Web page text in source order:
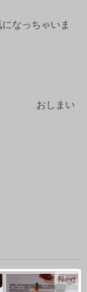
なっちゃいま
おしまい
Next